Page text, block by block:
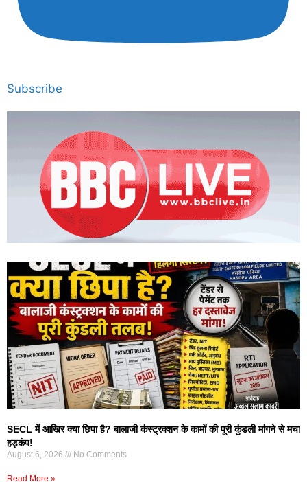
Subscribe
SECL में आखिर क्या छिपा है? बालाजी कंस्ट्रक्शन के कामों की पूरी कुंडली मांगने से मचा
हड़कंप!
August 6, 2026 No Comments
Read More »